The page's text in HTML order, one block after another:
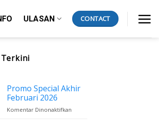
ULASAN CONTACT
Promo Special Akhir
Februari 2026
Komentar Dinonaktifkan